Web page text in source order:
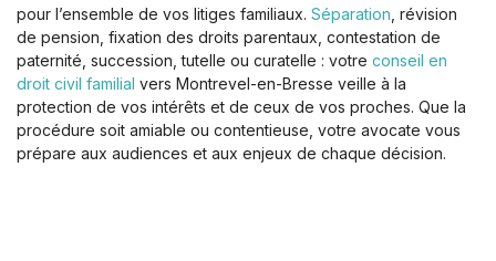
pour l’ensemble de vos litiges familiaux. Séparation , révision
de pension, fixation des droits parentaux, contestation de
paternité, succession, tutelle ou curatelle : votre conseil en
droit civil familial vers Montrevel-en-Bresse veille à la
protection de vos intérêts et de ceux de vos proches. Que la
procédure soit amiable ou contentieuse, votre avocate vous
prépare aux audiences et aux enjeux de chaque décision.